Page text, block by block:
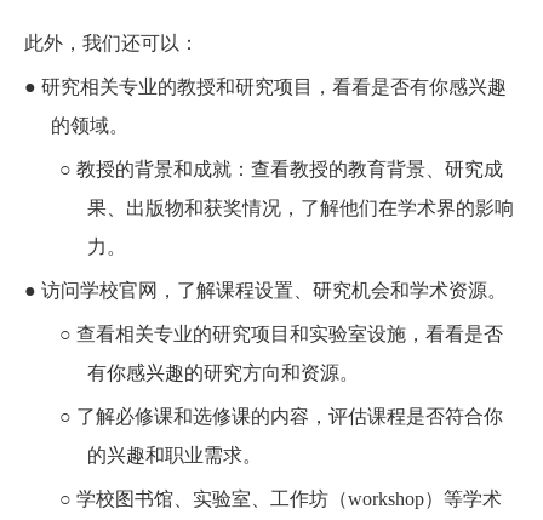
此外 ， 我们还可以 ：
● 研究相关专业的教授和研究项目，看看是否有你感兴趣
的领域。
○ 教授的背景和成就：查看教授的教育背景、研究成
果、出版物和获奖情况，了解他们在学术界的影响
力。
● 访问学校官网，了解课程设置、研究机会和学术资源。
○ 查看相关专业的研究项目和实验室设施，看看是否
有你感兴趣的研究方向和资源。
○ 了解必修课和选修课的内容，评估课程是否符合你
的兴趣和职业需求。
○ 学校图书馆、实验室、工作坊（workshop）等学术